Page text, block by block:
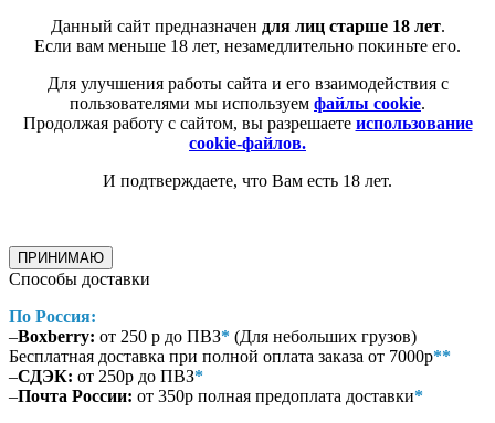
Данный сайт предназначен для лиц старше 18 лет.
Если вам меньше 18 лет, незамедлительно покиньте его.
Для улучшения работы сайта и его взаимодействия с
пользователями мы используем файлы cookie.
Продолжая работу с сайтом, вы разрешаете использование
cookie-файлов.
И подтверждаете, что Вам есть 18 лет.
ПРИНИМАЮ
Способы доставки
По Россия:
–Boxberry: от 250 р до ПВЗ* (Для небольших грузов)
Бесплатная доставка при полной оплата заказа от 7000р**
–СДЭК: от 250р до ПВЗ*
–Почта России: от 350р полная предоплата доставки*